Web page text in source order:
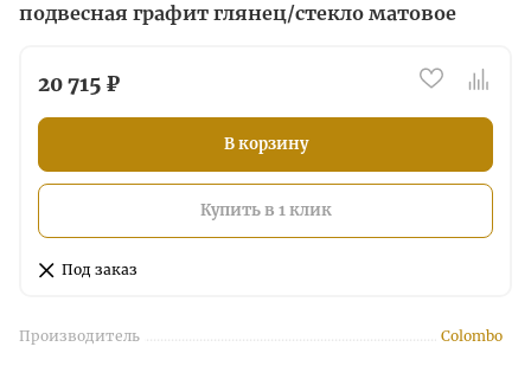
подвесная графит глянец/стекло матовое
20 715 ₽
В корзину
Купить в 1 клик
Под заказ
Производитель Colombo